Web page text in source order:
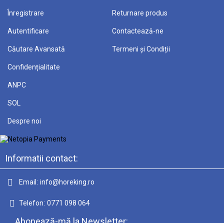
Înregistrare
Autentificare
Căutare Avansată
Returnare produs
Contactează-ne
Termeni și Condiții
Confidențialitate
ANPC
SOL
Despre noi
Informatii contact:
Email: info@horeking.ro
Telefon: 0771 098 064